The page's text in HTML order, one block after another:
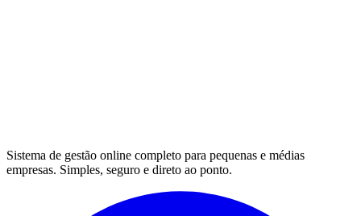
Sistema de gestão online completo para pequenas e médias
empresas. Simples, seguro e direto ao ponto.